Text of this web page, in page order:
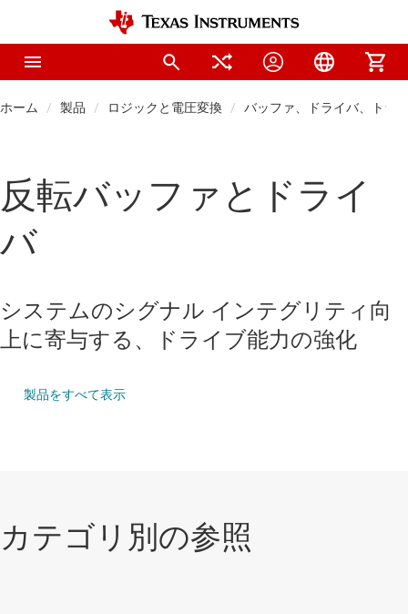
ホーム 製品 ロジックと電圧変換 バッファ、ドライバ、トラ
反転バッファとドライ
バ
システムのシグナル インテグリティ向
上に寄与する、ドライブ能力の強化
製品をすべて表示
カテゴリ別の参照